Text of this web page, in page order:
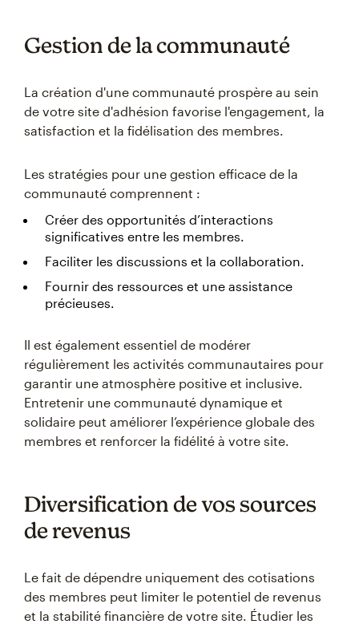
Gestion de la communauté
La création d'une communauté prospère au sein
de votre site d'adhésion favorise l'engagement, la
satisfaction et la fidélisation des membres.
Les stratégies pour une gestion efficace de la
communauté comprennent :
Créer des opportunités d’interactions
significatives entre les membres.
Faciliter les discussions et la collaboration.
Fournir des ressources et une assistance
précieuses.
Il est également essentiel de modérer
régulièrement les activités communautaires pour
garantir une atmosphère positive et inclusive.
Entretenir une communauté dynamique et
solidaire peut améliorer l’expérience globale des
membres et renforcer la fidélité à votre site.
Diversification de vos sources
de revenus
Le fait de dépendre uniquement des cotisations
des membres peut limiter le potentiel de revenus
et la stabilité financière de votre site. Étudier les